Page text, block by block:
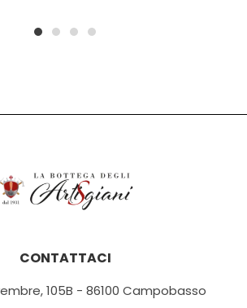
CONTATTACI
105B - 86100 Campobasso